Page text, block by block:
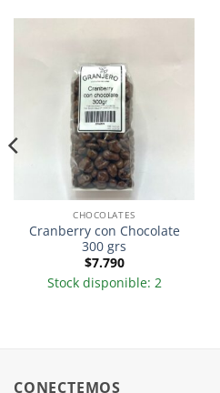
CHOCOLATES
Cranberry con Chocolate
300 grs
$7.790
Stock disponible: 2
CONECTEMOS